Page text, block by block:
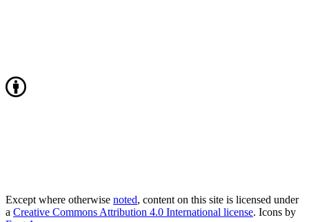
Except where otherwise noted, content on this site is licensed under
a Creative Commons Attribution 4.0 International license. Icons by